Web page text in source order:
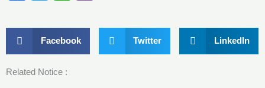
Facebook Twitter LinkedIn
Related Notice :